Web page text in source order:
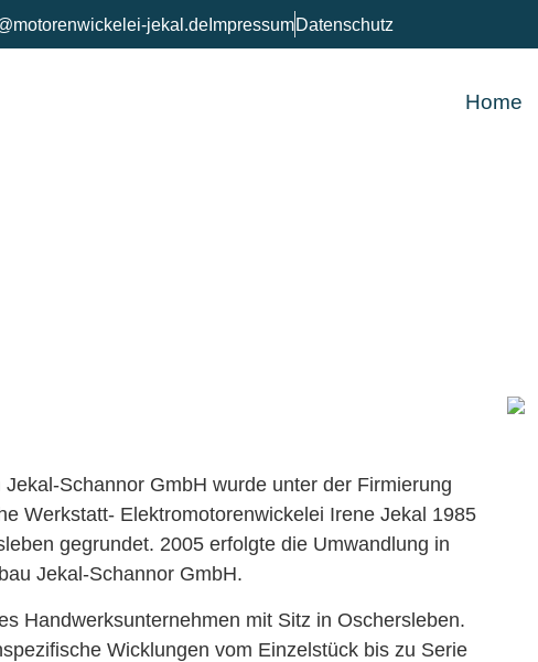
jekal.deImpressumDatenschutz
Home
Schannor GmbH wurde unter der Firmierung
Werkstatt- Elektromotorenwickelei Irene Jekal 1985
gegrundet. 2005 erfolgte die Umwandlung in
Jekal-Schannor GmbH.
Handwerksunternehmen mit Sitz in Oschersleben.
Wicklungen vom Einzelstück bis zu Serie